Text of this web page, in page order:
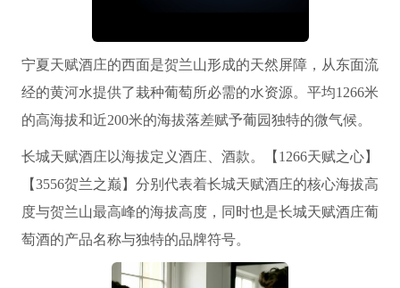
宁夏天赋酒庄的西面是贺兰山形成的天然屏障，从东面流
经的黄河水提供了栽种葡萄所必需的水资源。平均1266米
的高海拔和近200米的海拔落差赋予葡园独特的微气候。
长城天赋酒庄以海拔定义酒庄、酒款。【1266天赋之心】
【3556贺兰之巅】分别代表着长城天赋酒庄的核心海拔高
度与贺兰山最高峰的海拔高度，同时也是长城天赋酒庄葡
萄酒的产品名称与独特的品牌符号。